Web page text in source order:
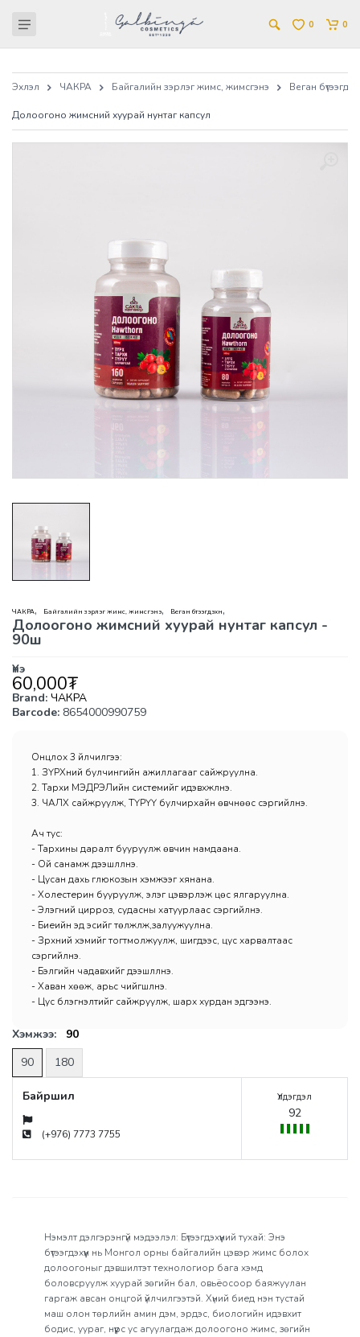
0 0
Эхлэл ЧАКРА Байгалийн зэрлэг жимс, жимсгэнэ Веган
Долоогоно жимсний хуурай нунтаг капсул
ЧАКРА, Байгалийн зэрлэг жимс, жимсгэнэ, Веган бүтээгдэхүүн,
Долоогоно жимсний хуурай нунтаг капсул -
90ш
Үнэ
60,000₮
Brand: ЧАКРА
Barcode: 8654000990759
Онцлох 3 үйлчилгээ:
1. ЗҮРХний булчингийн ажиллагааг сайжруулна.
2. Тархи МЭДРЭЛийн системийг идэвхжүүлнэ.
3. ЧАЛХ сайжруулж, ТҮРҮҮ булчирхайн өвчнөөс сэргийлнэ.
Ач тус:
- Тархины даралт бууруулж өвчин намдаана.
- Ой санамж дээшлүүлнэ.
- Цусан дахь глюкозын хэмжээг хянана.
- Холестерин бууруулж, элэг цэвэрлэж цөс ялгаруулна.
- Элэгний цирроз, судасны хатуурлаас сэргийлнэ.
- Биеийн эд эсийг төлжүүлж,залуужуулна.
- Зүрхний хэмийг тогтмолжуулж, шигдээс, цус харвалтаас
сэргийлнэ.
- Бэлгийн чадавхийг дээшлүүлнэ.
- Хаван хөөж, арьс чийгшүүлнэ.
- Цус бүлэгнэлтийг сайжруулж, шарх хурдан эдгээнэ.
Хэмжээ:
90
90
180
Байршил
(+976) 7773 7755
Үлдэгдэл
92
Нэмэлт дэлгэрэнгүй мэдээлэл: Бүтээгдэхүүний тухай: Энэ
бүтээгдэхүүн нь Монгол орны байгалийн цэвэр жимс болох
долоогоныг дэвшилтэт технологиор бага хэмд
боловсруулж хуурай зөгийн бал, овьёосоор баяжуулан
гаргаж авсан онцгой үйлчилгээтэй. Хүний биед нэн тустай
маш олон төрлийн амин дэм, эрдэс, биологийн идэвхит
бодис, уураг, нүүрс ус агуулагдаж долоогоно жимс, зөгийн